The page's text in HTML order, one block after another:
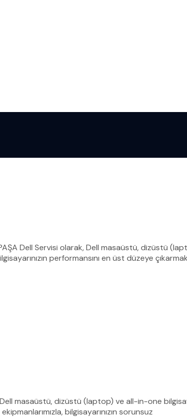
Dell Servisi olarak, Dell masaüstü, dizüstü
performansını en üst düzeye
masaüstü, dizüstü (laptop) ve all-in-one
bilgisayarınızın sorunsuz